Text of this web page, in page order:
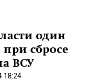
один
при сбросе
ВСУ
18:24